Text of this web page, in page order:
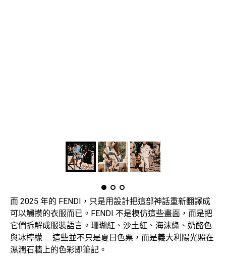
而 2025 年的 FENDI，只是用設計把這部神話重新翻譯成
可以觸摸的衣服而已。FENDI 不是模仿這些畫面，而是把
它們拆解成服裝語言。珊瑚紅、沙土紅、海沫綠、奶酪色
與冰檸檬……這些並不只是夏日色票，而是義大利陽光照在
濕潤石牆上的色彩即筆記。